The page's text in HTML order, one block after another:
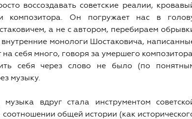
воссоздавать советские реалии,
композитора. Он погружает нас в
а не с автором, перебираем
монологи Шостаковича,
себя много, говоря за умершего
себя через слово не было (по
музыку.
вдруг стала инструментом
общей истории (как